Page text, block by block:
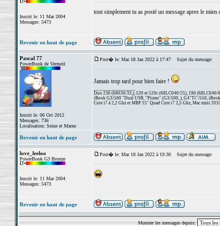
Inscrit le: 11 Mar 2004
Messages: 5473
tout simplement tu as posté un message apres le
Revenir en haut de page
Pascal 77
PowerBook de Vermeil
Inscrit le: 06 Oct 2012
Messages: 736
Localisation: Seine et Marne
Post� le: Mar 18 Jan 2022 à 17:47 Sujet du message:
Jamais trop tard pour bien faire !
Duo 230 (68030/33,), 520 et 520c (68LC040/25), 190 (68LC040/
iBook G3/500 "Dual USB, "Pismo" (G3/500, ), G4"Ti"/550,
Core i7 à 2,2 Ghz et MBP 15" Quad Core i7 2,5 Ghz, Mac mini
Revenir en haut de page
love_leeloo
PowerBook G3 Bronze
Inscrit le: 11 Mar 2004
Messages: 5473
Post� le: Mar 18 Jan 2022 à 19:30 Sujet du message:
Revenir en haut de page
Montrer les messages depuis: